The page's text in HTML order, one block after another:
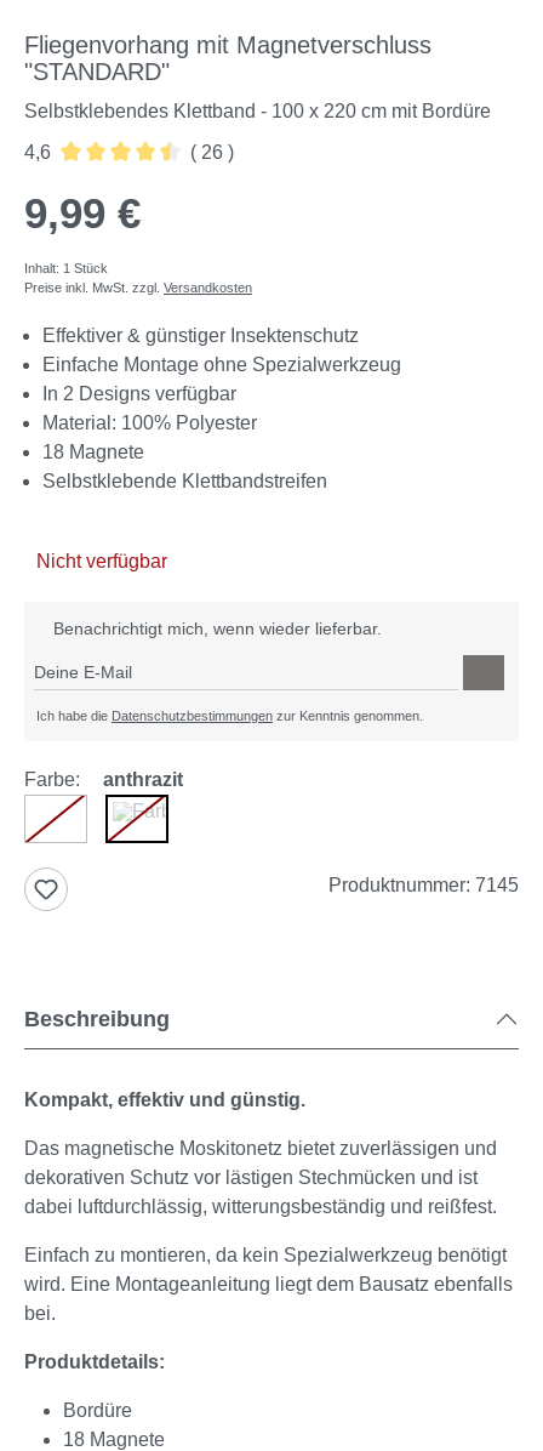
Fliegenvorhang mit Magnetverschluss
"STANDARD"
Selbstklebendes Klettband - 100 x 220 cm mit Bordüre
4,6
( 26 )
9,99 €
Inhalt: 1 Stück
Preise inkl. MwSt. zzgl. Versandkosten
Effektiver & günstiger Insektenschutz
Einfache Montage ohne Spezialwerkzeug
In 2 Designs verfügbar
Material: 100% Polyester
18 Magnete
Selbstklebende Klettbandstreifen
Nicht verfügbar
Benachrichtigt mich, wenn wieder lieferbar.
Deine E-Mail
Ich habe die Datenschutzbestimmungen zur Kenntnis genommen.
Farbe: anthrazit
weiß
(Diese Option ist zurzeit nicht verfügbar.)
anthrazit
(Diese Option ist zurzeit nicht verfügbar.)
Produktnummer: 7145
Beschreibung
Kompakt, effektiv und günstig.
Das magnetische Moskitonetz bietet zuverlässigen und
dekorativen Schutz vor lästigen Stechmücken und ist
dabei luftdurchlässig, witterungsbeständig und reißfest.
Einfach zu montieren, da kein Spezialwerkzeug benötigt
wird. Eine Montageanleitung liegt dem Bausatz ebenfalls
bei.
Produktdetails:
Bordüre
18 Magnete